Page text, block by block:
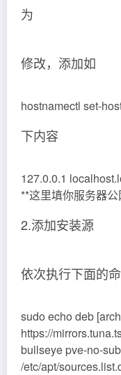
为
修改，添加如
hostnamectl set-
下内容
127.0.0.1
**这里填你服务器
2.添加安装源
依次执行下面的命
sudo echo deb
https://
bullseye pve-no-
/etc/apt/